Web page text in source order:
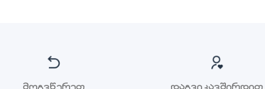
მოგვწერეთ დაგვიკავშირდით